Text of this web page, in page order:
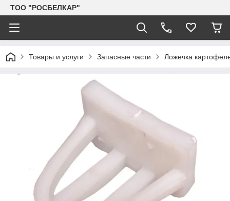
TOO "РОСБЕЛКАР"
Товары и услуги Запасные части Ложечка